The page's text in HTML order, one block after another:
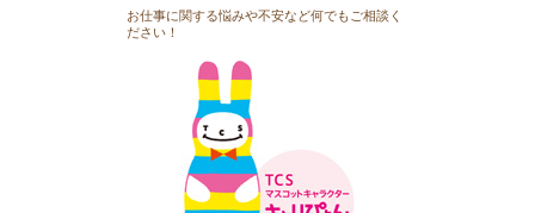
お仕事に関する悩みや不安など何でもご相談く
ださい！